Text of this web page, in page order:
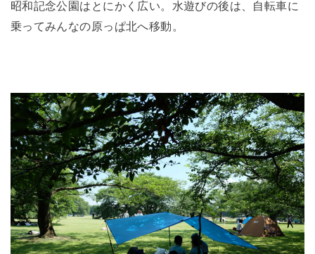
昭和記念公園はとにかく広い。水遊びの後は、自転車に
乗ってみんなの原っぱ北へ移動。